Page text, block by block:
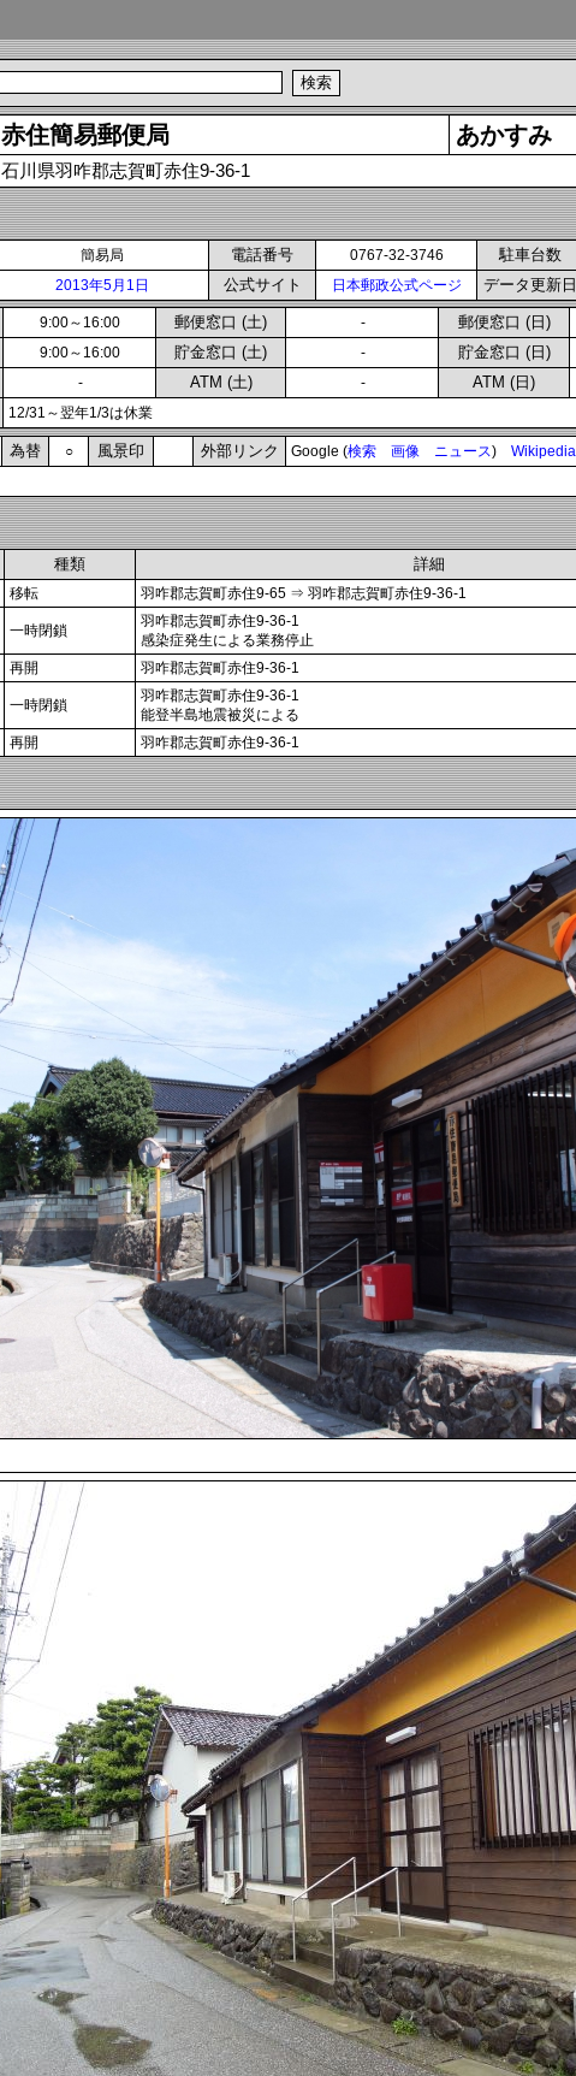
赤住簡易郵便局 あかすみ
石川県羽咋郡志賀町赤住9-36-1
簡易局 電話番号 0767-32-3746 駐車台数
2013年5月1日 公式サイト 日本郵政公式ページ データ更新日
9:00～16:00 郵便窓口 (土) - 郵便窓口 (日)
9:00～16:00 貯金窓口 (土) - 貯金窓口 (日)
- ATM (土) - ATM (日)
12/31～翌年1/3は休業
為替 ○ 風景印 外部リンク Google (検索 画像 ニュース) Wikipedia
種類 詳細
移転 羽咋郡志賀町赤住9-65 ⇒ 羽咋郡志賀町赤住9-36-1
一時閉鎖
羽咋郡志賀町赤住9-36-1
感染症発生による業務停止
再開 羽咋郡志賀町赤住9-36-1
一時閉鎖
羽咋郡志賀町赤住9-36-1
能登半島地震被災による
再開 羽咋郡志賀町赤住9-36-1